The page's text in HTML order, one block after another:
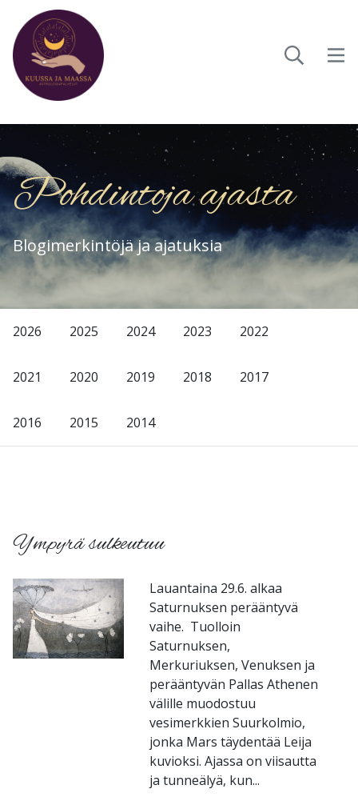
Pohdintoja ajasta
Blogimerkintöjä ja ajatuksia
2026 2025 2024 2023 2022
2021 2020 2019 2018 2017
2016 2015 2014
Ympyrä sulkeutuu
Lauantaina 29.6. alkaa
Saturnuksen perääntyvä
vaihe. Tuolloin
Saturnuksen,
Merkuriuksen, Venuksen ja
perääntyvän Pallas Athenen
välille muodostuu
vesimerkkien Suurkolmio,
jonka Mars täydentää Leija
kuvioksi. Ajassa on viisautta
ja tunneälyä, kun...